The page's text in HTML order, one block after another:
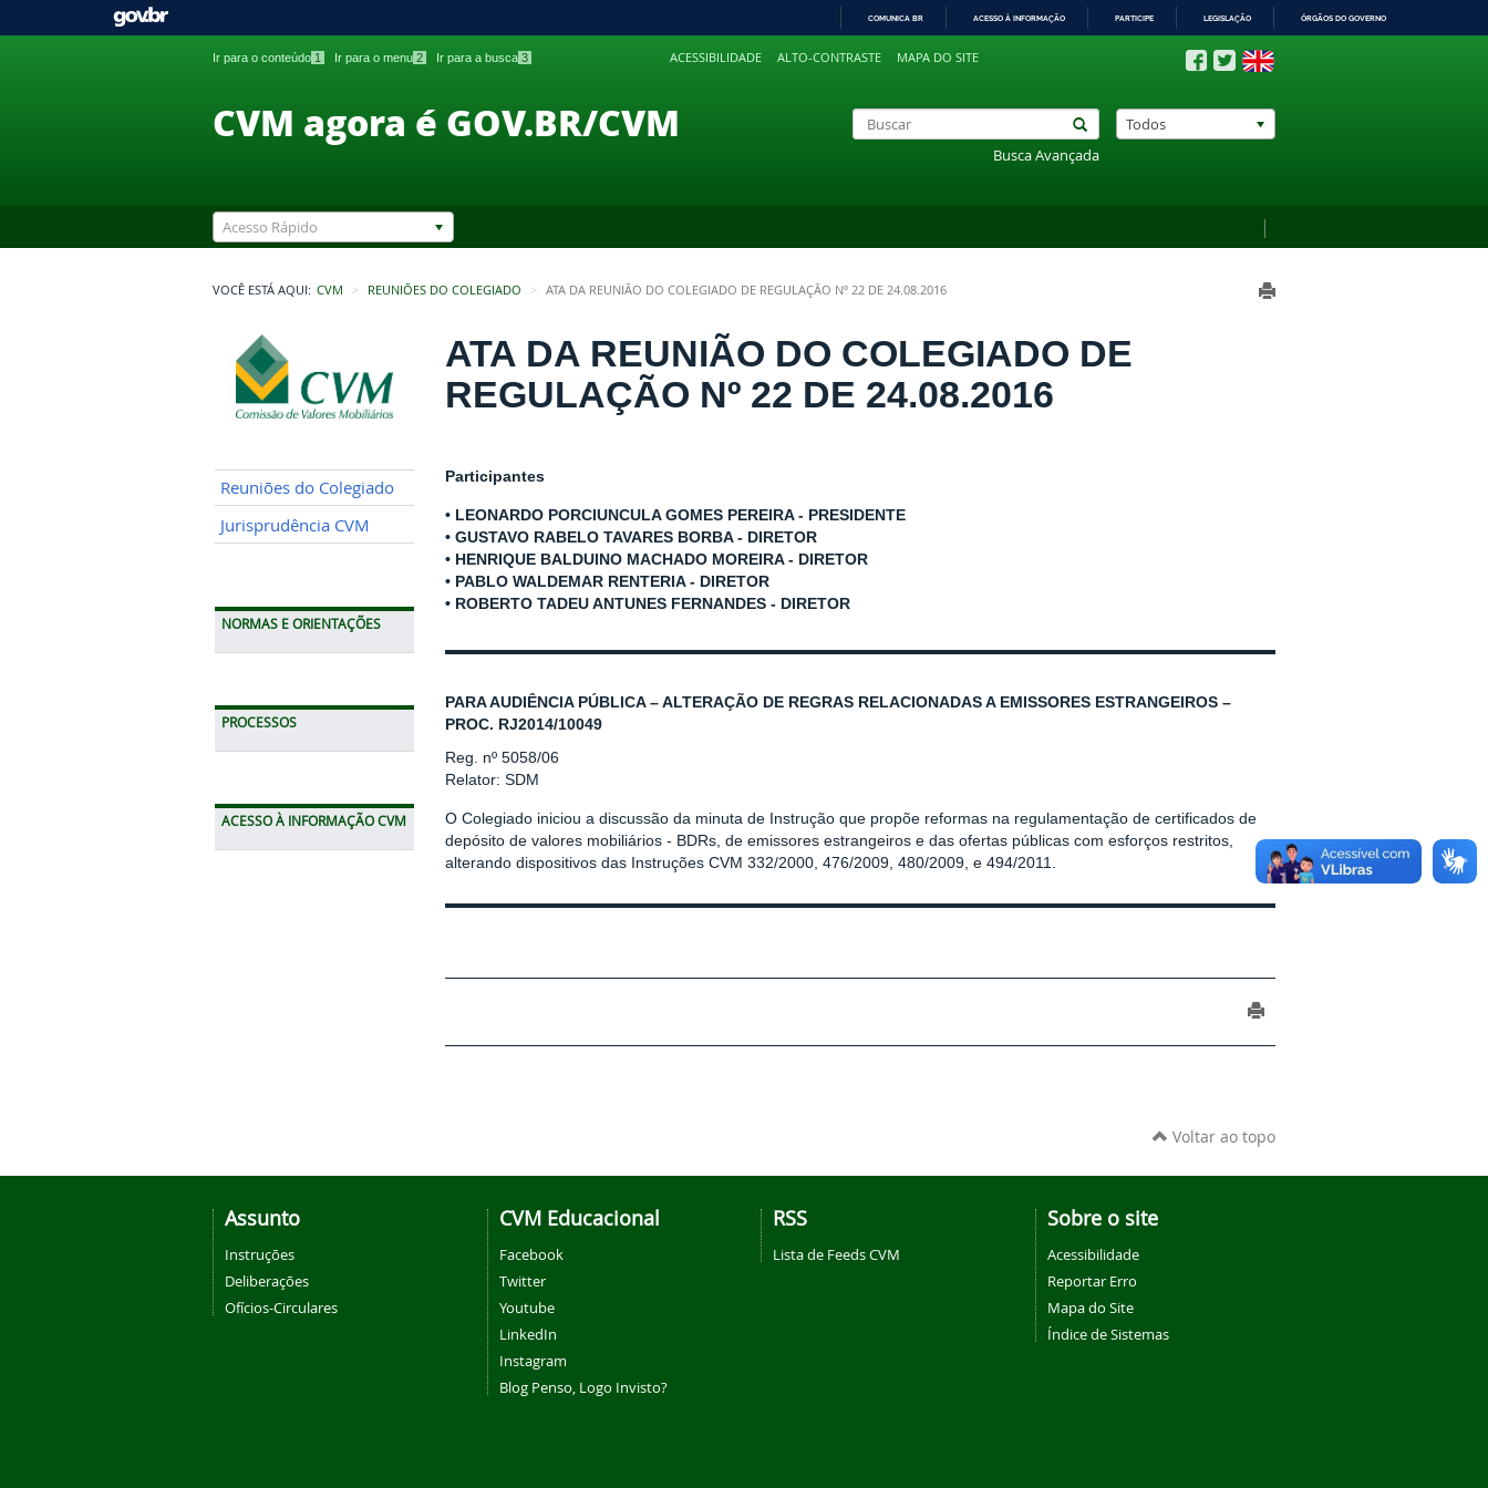
PARA
COMUNICA BR ACESSO À INFORMAÇÃO PARTICIPE LEGISLAÇÃO ÓRGÃOS DO GOVERNO
Ir para o conteúdo 1 Ir para o menu 2 Ir para a busca 3 ACESSIBILIDADE ALTO-CONTRASTE MAPA DO SITE
CVM agora é GOV.BR/CVM
Busca Avançada
Todos
Acesso Rápido
VOCÊ ESTÁ AQUI: CVM REUNIÕES DO COLEGIADO ATA DA REUNIÃO DO COLEGIADO DE REGULAÇÃO Nº 22 DE 24.08.2016
Reuniões do Colegiado
Jurisprudência CVM
NORMAS E ORIENTAÇÕES
PROCESSOS
ACESSO À INFORMAÇÃO CVM
ATA DA REUNIÃO DO COLEGIADO DE
REGULAÇÃO Nº 22 DE 24.08.2016
Participantes
• LEONARDO PORCIUNCULA GOMES PEREIRA - PRESIDENTE
• GUSTAVO RABELO TAVARES BORBA - DIRETOR
• HENRIQUE BALDUINO MACHADO MOREIRA - DIRETOR
• PABLO WALDEMAR RENTERIA - DIRETOR
• ROBERTO TADEU ANTUNES FERNANDES - DIRETOR
PARA AUDIÊNCIA PÚBLICA – ALTERAÇÃO DE REGRAS RELACIONADAS A EMISSORES ESTRANGEIROS –
PROC. RJ2014/10049
Reg. nº 5058/06
Relator: SDM
O Colegiado iniciou a discussão da minuta de Instrução que propõe reformas na regulamentação de certificados de
depósito de valores mobiliários - BDRs, de emissores estrangeiros e das ofertas públicas com esforços restritos,
alterando dispositivos das Instruções CVM 332/2000, 476/2009, 480/2009, e 494/2011.
Voltar ao topo
Assunto
Instruções
Deliberações
Ofícios-Circulares
CVM Educacional
Facebook
Twitter
Youtube
LinkedIn
Instagram
Blog Penso, Logo Invisto?
RSS
Lista de Feeds CVM
Sobre o site
Acessibilidade
Reportar Erro
Mapa do Site
Índice de Sistemas